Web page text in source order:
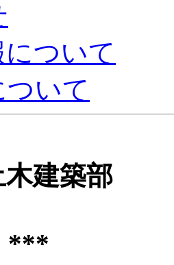
ついて
ついて
建築部
***